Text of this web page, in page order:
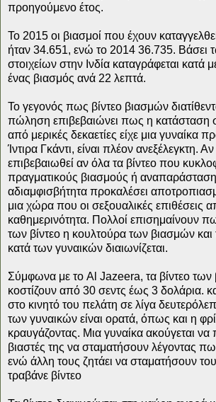
προηγούμενο έτος.
Το 2015 οι βιασμοί που έχουν
ήταν 34.651, ενώ το 2014 36.735. Βάσει
στοιχείων στην Ινδία καταγράφεται κατά
ένας βιασμός ανά 22 λεπτά.
Το γεγονός πως βίντεο βιασμών
πώληση επιβεβαιώνει πως η κατάσταση
από μερικές δεκαετίες είχε μια γυναίκα
Ίντιρα Γκάντι, είναι πλέον ανεξέλεγκτη.
επιβεβαιωθεί αν όλα τα βίντεο που
πραγματικούς βιασμούς ή
αδιαμφισβήτητα προκαλέσει
μια χώρα που οι σεξουαλικές επιθέσεις
καθημερινότητα. Πολλοί επισημαίνουν
των βίντεο η κουλτούρα των βιασμών
κατά των γυναικών διαιωνίζεται.
Σύμφωνα με το Al Jazeera, τα βίντεο
κοστίζουν από 30 σεντς έως 3 δολάρια.
στο κινητό του πελάτη σε λίγα
των γυναικών είναι ορατά, όπως και η
κραυγάζοντας. Μια γυναίκα ακούγεται να
βιαστές της να σταματήσουν λέγοντας
ενώ άλλη τους ζητάει να σταματήσουν
τραβάνε βίντεο